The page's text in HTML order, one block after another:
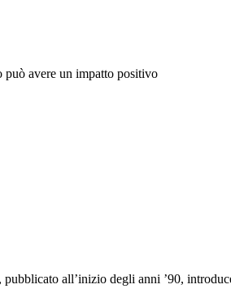
può avere un impatto positivo
all’inizio degli anni ’90,